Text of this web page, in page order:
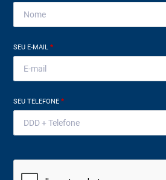
SEU E-MAIL*
SEU TELEFONE*